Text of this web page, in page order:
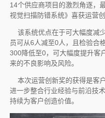
14个供应商项目的激烈角逐，
视觉扫描防错系统》喜获运营创
该系统优点在于可大幅度减
员可从6人减至0人，且检验合
300降低至0，可大幅度提升客
来的不良影响及风险。
本次运营创新奖的获得是客
进一步整合行业经验与前沿技
持续为客户创造价值。